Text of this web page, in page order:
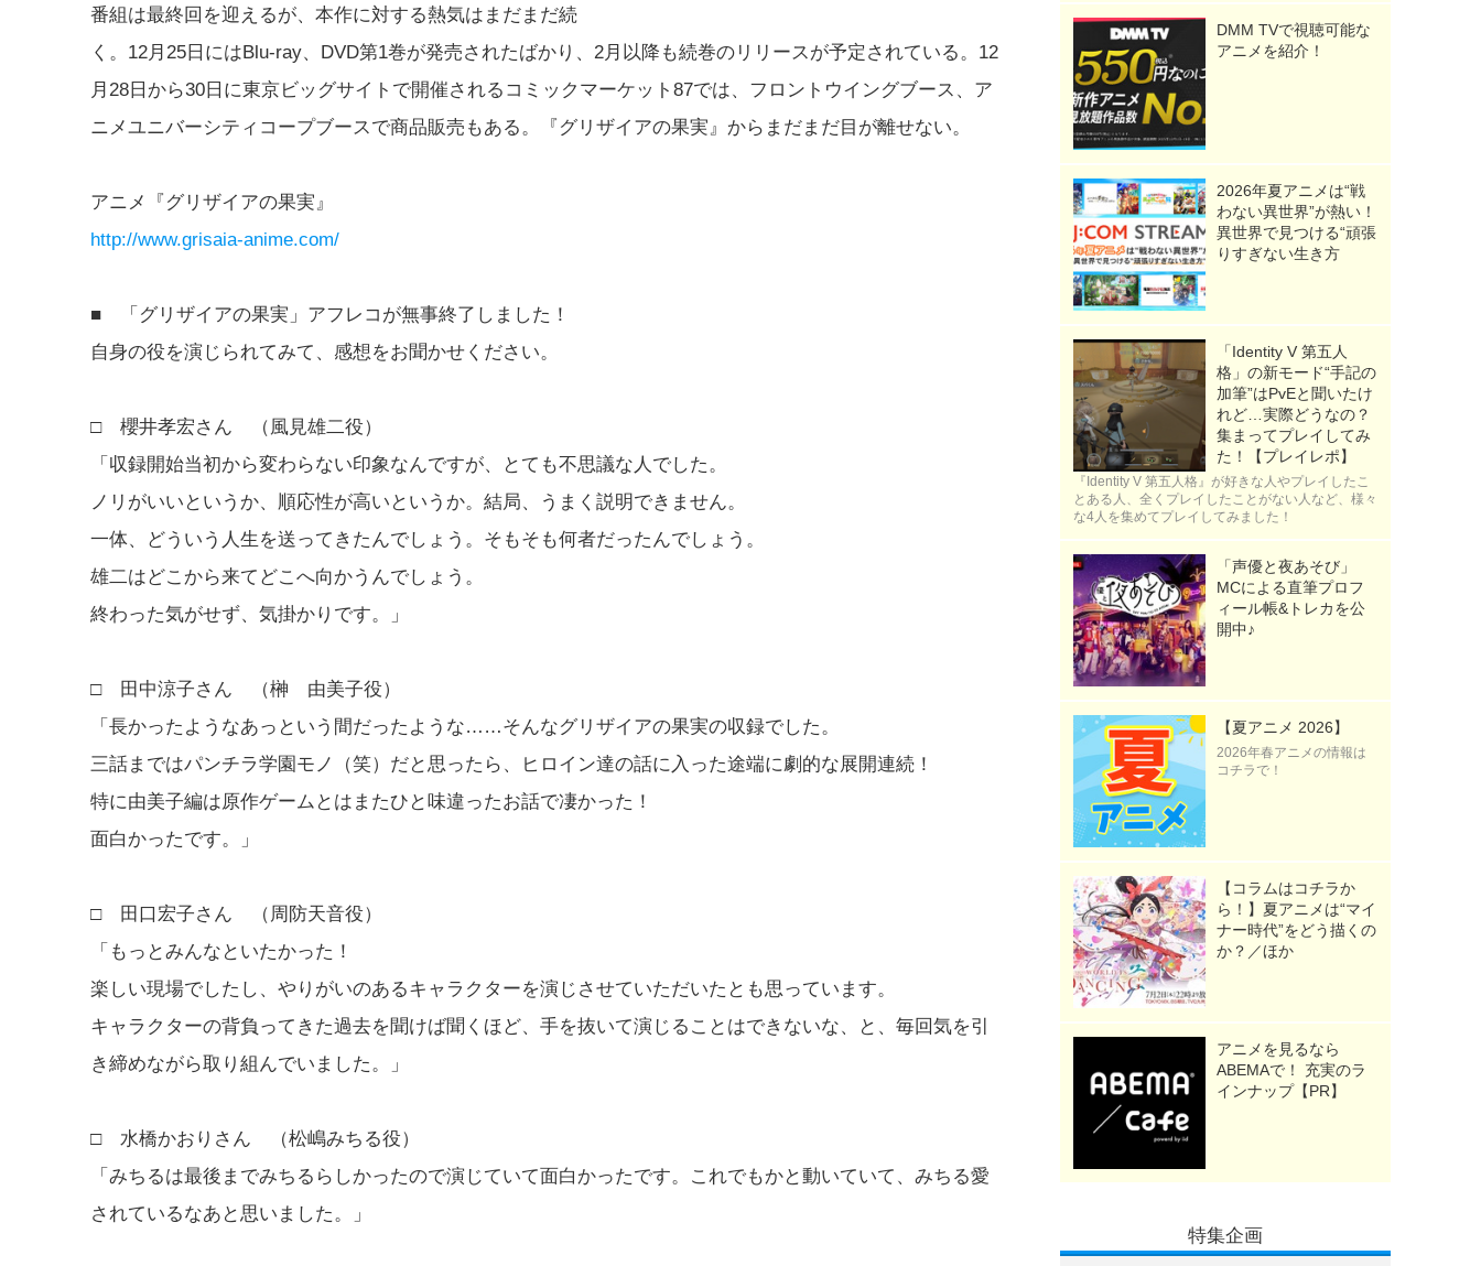
番組は最終回を迎えるが、本作に対する熱気はまだまだ続
く。12月25日にはBlu‐ray、DVD第1巻が発売されたばかり、2月以降も続巻のリリースが予定されている。12
月28日から30日に東京ビッグサイトで開催されるコミックマーケット87では、フロントウイングブース、ア
ニメユニバーシティコープブースで商品販売もある。『グリザイアの果実』からまだまだ目が離せない。
アニメ『グリザイアの果実』
http://www.grisaia-anime.com/
■ 「グリザイアの果実」アフレコが無事終了しました！
自身の役を演じられてみて、感想をお聞かせください。
□ 櫻井孝宏さん （風見雄二役）
「収録開始当初から変わらない印象なんですが、とても不思議な人でした。
ノリがいいというか、順応性が高いというか。結局、うまく説明できません。
一体、どういう人生を送ってきたんでしょう。そもそも何者だったんでしょう。
雄二はどこから来てどこへ向かうんでしょう。
終わった気がせず、気掛かりです。」
□ 田中涼子さん （榊 由美子役）
「長かったようなあっという間だったような……そんなグリザイアの果実の収録でした。
三話まではパンチラ学園モノ（笑）だと思ったら、ヒロイン達の話に入った途端に劇的な展開連続！
特に由美子編は原作ゲームとはまたひと味違ったお話で凄かった！
面白かったです。」
□ 田口宏子さん （周防天音役）
「もっとみんなといたかった！
楽しい現場でしたし、やりがいのあるキャラクターを演じさせていただいたとも思っています。
キャラクターの背負ってきた過去を聞けば聞くほど、手を抜いて演じることはできないな、と、毎回気を引
き締めながら取り組んでいました。」
□ 水橋かおりさん （松嶋みちる役）
「みちるは最後までみちるらしかったので演じていて面白かったです。これでもかと動いていて、みちる愛
されているなあと思いました。」
DMM TVで視聴可能な
アニメを紹介！
2026年夏アニメは“戦
わない異世界”が熱い！
異世界で見つける“頑張
りすぎない生き方
「Identity V 第五人
格」の新モード“手記の
加筆”はPvEと聞いたけ
れど…実際どうなの？
集まってプレイしてみ
た！【プレイレポ】
『Identity V 第五人格』が好きな人やプレイしたこ
とある人、全くプレイしたことがない人など、様々
な4人を集めてプレイしてみました！
「声優と夜あそび」
MCによる直筆プロフ
ィール帳&トレカを公
開中♪
【夏アニメ 2026】
2026年春アニメの情報は
コチラで！
【コラムはコチラか
ら！】夏アニメは“マイ
ナー時代”をどう描くの
か？／ほか
アニメを見るなら
ABEMAで！ 充実のラ
インナップ【PR】
特集企画